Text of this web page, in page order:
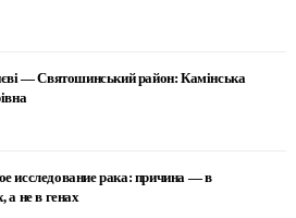
— Святошинський район: Камінська
исследование рака: причина — в
а не в генах